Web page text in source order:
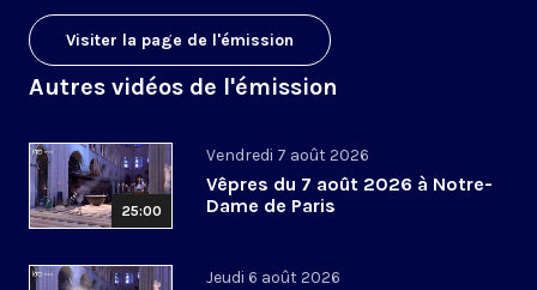
Visiter la page de l'émission
Autres vidéos de l'émission
25:00
Vendredi 7 août 2026
Vêpres du 7 août 2026 à Notre-
Dame de Paris
Jeudi 6 août 2026